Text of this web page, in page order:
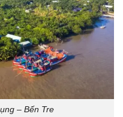
– Bến Tre